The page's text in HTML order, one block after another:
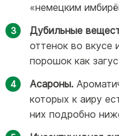
«немецким
Дубильные
оттенок во вкусе
порошок как
Асароны.
которых к аиру
них подробно